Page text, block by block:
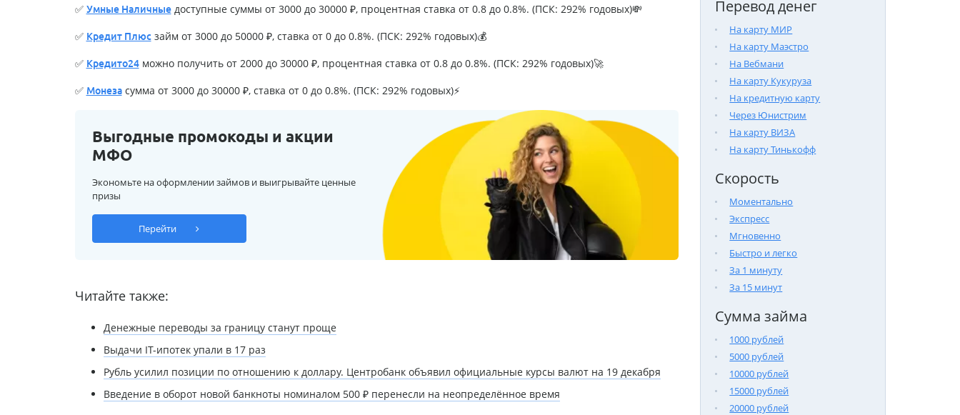
Перевод денег
На карту МИР
На карту Маэстро
На Вебмани
На карту Кукуруза
На кредитную карту
Через Юнистрим
На карту ВИЗА
На карту Тинькофф
Скорость
Моментально
Экспресс
Мгновенно
Быстро и легко
За 1 минуту
За 15 минут
Сумма займа
1000 рублей
5000 рублей
10000 рублей
15000 рублей
20000 рублей
✅ Умные Наличныедоступные суммы от 3000 до 30000 ₽, процентная ставка от 0.8 до 0.8%. (ПСК: 292% годовых)💸
✅ Кредит Плюсзайм от 3000 до 50000 ₽, ставка от 0 до 0.8%. (ПСК: 292% годовых)💰
✅ Кредито24можно получить от 2000 до 30000 ₽, процентная ставка от 0.8 до 0.8%. (ПСК: 292% годовых)🚀
✅ Монезасумма от 3000 до 30000 ₽, ставка от 0 до 0.8%. (ПСК: 292% годовых)⚡
Выгодные промокоды и акции
МФО
Экономьте на оформлении займов и выигрывайте ценные
призы
Перейти
Читайте также:
Денежные переводы за границу станут проще
Выдачи IT-ипотек упали в 17 раз
Рубль усилил позиции по отношению к доллару. Центробанк объявил официальные курсы валют на 19 декабря
Введение в оборот новой банкноты номиналом 500 ₽ перенесли на неопределённое время